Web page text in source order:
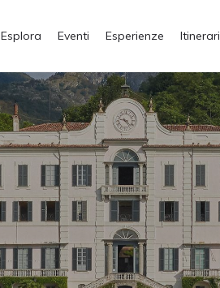
Esplora Eventi Esperienze Itinerari